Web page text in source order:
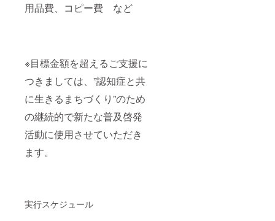
用品費、コピー費 など
※目標金額を超えるご支援に
つきましては、”認知症と共
に生きるまちづくり”のため
の継続的で新たな普及啓発
活動に使用させていただき
ます。
実行スケジュール